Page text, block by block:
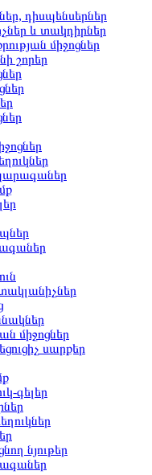
դիսպենսերներ
և տակդիրներ
միջոցներ
շորեր
միջոցներ
սարքեր
գելեր
նյութեր